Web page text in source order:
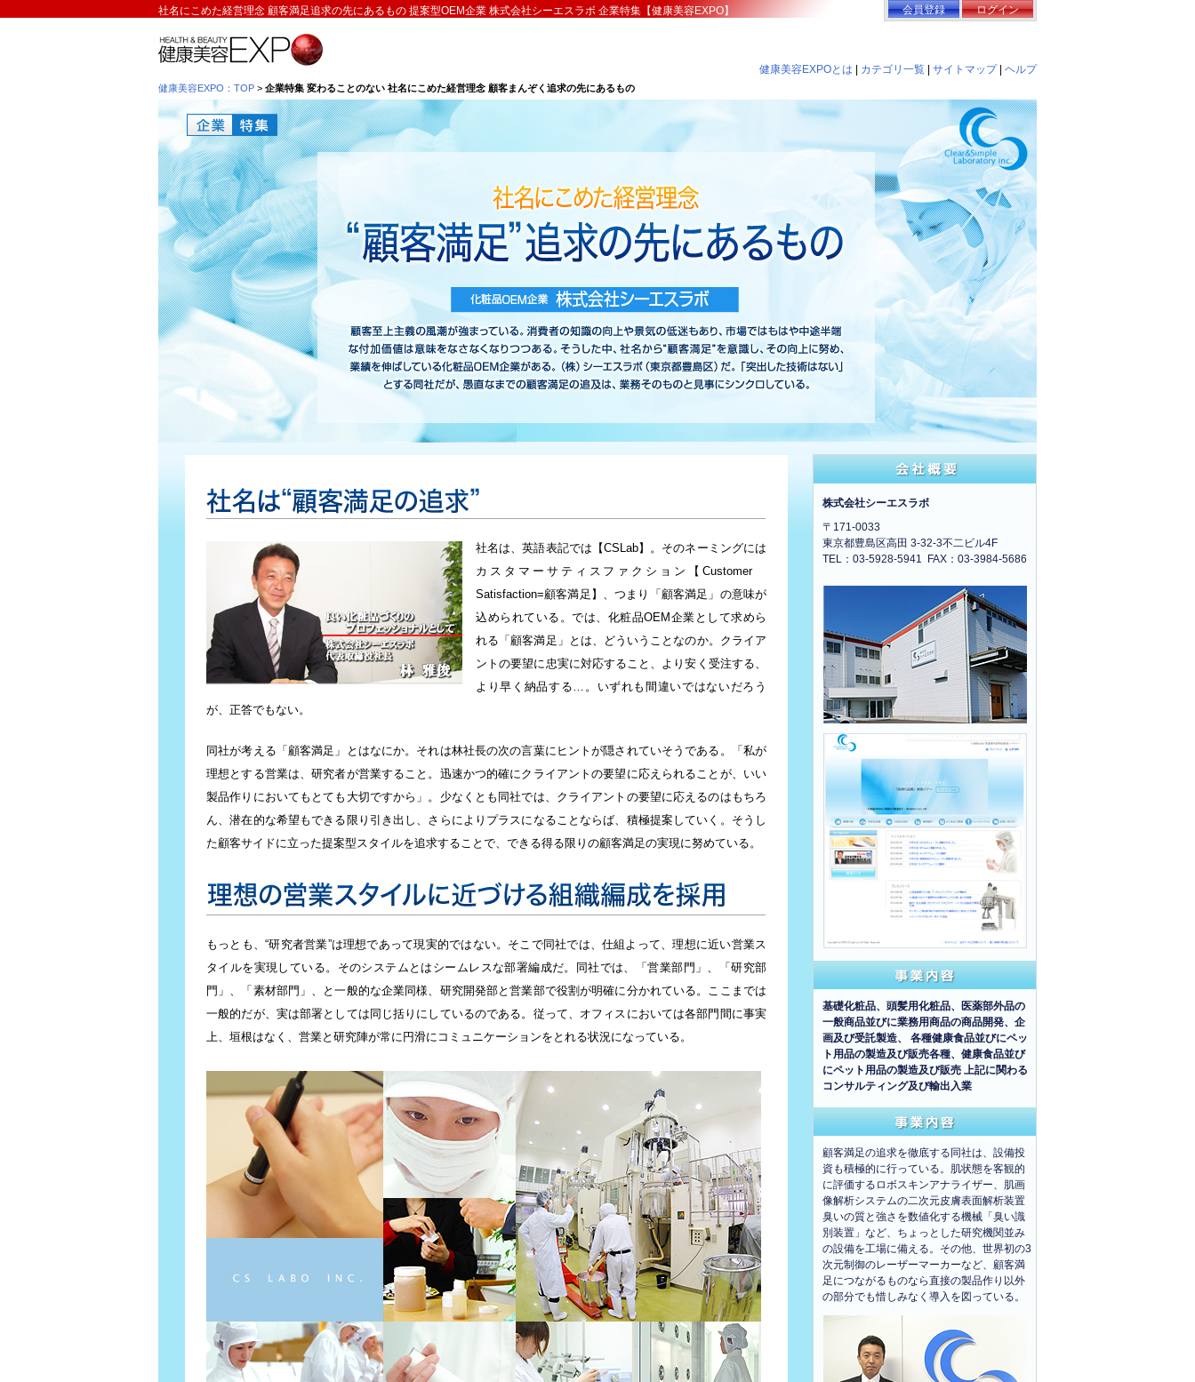
社名にこめた経営理念 顧客満足追求の先にあるもの 提案型OEM企業 株式会社シーエスラボ 企業特集【健康美容EXPO】 ログイン
会員登録
健康美容EXPOとは カテゴリ一覧 サイトマップ| ヘルプ
健康美容EXPO：TOP > 企業特集 変わることのない 社名にこめた経営理念 顧客まんぞく追求の先にあるもの
企業特集 変わることのない 社名にこめた経営理念 顧客まんぞく追求の先にあるもの 提案型化粧品OEM企業 株式会社シー
エスラボ
顧客至上主義の風潮が強まっている。消費者の知識の向上や景気の低迷もあり、市場ではもはや、中途半端な付加価値は意味をなさなくなりつつある。そうした中、社名
から“顧客満足”を意識し、その向上に努め、業績を伸ばしている化粧品OEM企業がある。（株）シーエスラボ（東京都豊島区）だ。「突出した技術はない」とする同社
だが、愚直なまでの顧客満足の追及は、業務そのものと見事にシンクロしている。
社名は、英語表記では【CSLab】。そのネーミングには
カスタマーサティスファクション【Customer
Satisfaction=顧客満足】、つまり「顧客満足」の意味が
込められている。では、化粧品OEM企業として求めら
れる「顧客満足」とは、どういうことなのか。クライア
ントの要望に忠実に対応すること、より安く受注する、
より早く納品する…。いずれも間違いではないだろう
が、正答でもない。
同社が考える「顧客満足」とはなにか。それは林社長の次の言葉にヒントが隠されていそうである。「私が
理想とする営業は、研究者が営業すること。迅速かつ的確にクライアントの要望に応えられることが、いい
製品作りにおいてもとても大切ですから」。少なくとも同社では、クライアントの要望に応えるのはもちろ
ん、潜在的な希望もできる限り引き出し、さらによりプラスになることならば、積極提案していく。そうし
た顧客サイドに立った提案型スタイルを追求することで、できる得る限りの顧客満足の実現に努めている。
もっとも、“研究者営業”は理想であって現実的ではない。そこで同社では、仕組よって、理想に近い営業ス
タイルを実現している。そのシステムとはシームレスな部署編成だ。同社では、「営業部門」、「研究部
門」、「素材部門」、と一般的な企業同様、研究開発部と営業部で役割が明確に分かれている。ここまでは
一般的だが、実は部署としては同じ括りにしているのである。従って、オフィスにおいては各部門間に事実
上、垣根はなく、営業と研究陣が常に円滑にコミュニケーションをとれる状況になっている。
株式会社シーエスラボ
〒171-0033
東京都豊島区高田 3-32-3不二ビル4F
TEL：03-5928-5941 FAX：03-3984-5686
事業内容
基礎化粧品、頭髪用化粧品、医薬部外品の
一般商品並びに業務用商品の商品開発、企
画及び受託製造、 各種健康食品並びにペッ
ト用品の製造及び販売各種、健康食品並び
にペット用品の製造及び販売 上記に関わる
コンサルティング及び輸出入業
顧客満足の追求を徹底する同社は、設備投
資も積極的に行っている。肌状態を客観的
に評価するロボスキンアナライザー、肌画
像解析システムの二次元皮膚表面解析装置
臭いの質と強さを数値化する機械「臭い識
別装置」など、ちょっとした研究機関並み
の設備を工場に備える。その他、世界初の3
次元制御のレーザーマーカーなど、顧客満
足につながるものなら直接の製品作り以外
の部分でも惜しみなく導入を図っている。